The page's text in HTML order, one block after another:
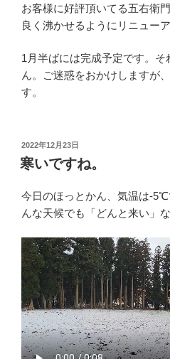
お客様に好評頂いてる五右衛
良く沸かせるようにリニュー
1月半ばには完成予定です。
ん。ご迷惑をおかけしますが
す。
投
稿
日:
2022年12月23日
寒いですね。
今日のほっとかん、気温は-
んな天候でも「どんと来い」